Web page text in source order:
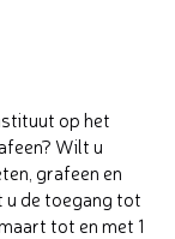
op het
Wilt u
grafeen en
u de toegang tot
tot en met 1